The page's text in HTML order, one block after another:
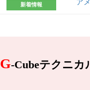
新着情報 ア
G-Cubeテクニ